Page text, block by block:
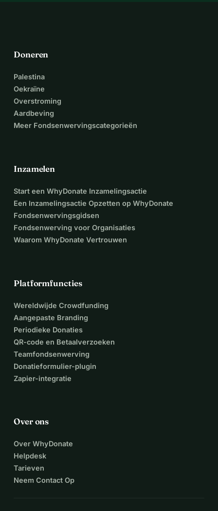
Doneren
Palestina
Oekraïne
Overstroming
Aardbeving
Meer Fondsenwervingscategorieën
Inzamelen
Start een WhyDonate Inzamelingsactie
Een Inzamelingsactie Opzetten op WhyDonate
Fondsenwervingsgidsen
Fondsenwerving voor Organisaties
Waarom WhyDonate Vertrouwen
Platformfuncties
Wereldwijde Crowdfunding
Aangepaste Branding
Periodieke Donaties
QR-code en Betaalverzoeken
Teamfondsenwerving
Donatieformulier-plugin
Zapier-integratie
Over ons
Over WhyDonate
Helpdesk
Tarieven
Neem Contact Op